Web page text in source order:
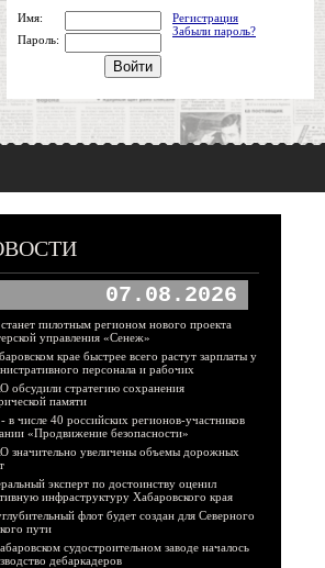
Имя:
Регистрация
Забыли пароль?
Пароль:
07.08.2026
пилотным регионом нового проекта
управления «Сенеж»
крае быстрее всего растут зарплаты у
персонала и рабочих
обсудили стратегию сохранения
памяти
в числе 40 российских регионов-участников
«Продвижение безопасности»
значительно увеличены объемы дорожных
эксперт по достоинству оценил
инфраструктуру Хабаровского края
флот будет создан для Северного
пути
судостроительном заводе началось
дебаркадеров